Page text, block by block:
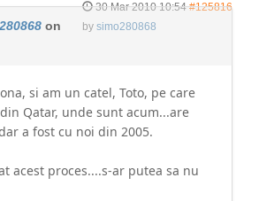
30 Mar 2010 10:54 #125816
by simo280868
on
si am un catel, Toto, pe care
Qatar, unde sunt acum...are
a fost cu noi din 2005.
acest proces....s-ar putea sa nu